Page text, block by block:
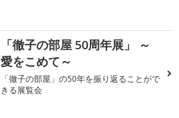
「徹子の部屋 50周年展」 ～
愛をこめて～
「徹子の部屋」の50年を振り返ることがで
きる展覧会